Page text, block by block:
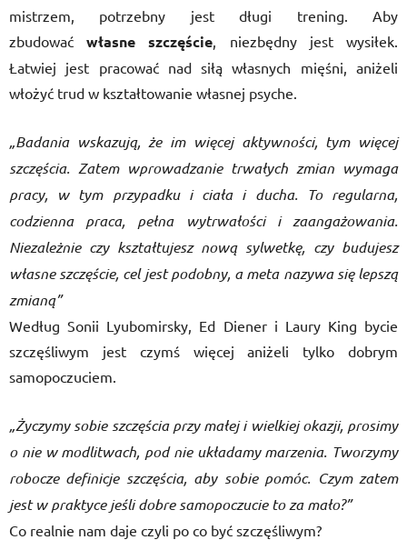
mistrzem, potrzebny jest długi trening. Aby
zbudowaćwłasne szczęście, niezbędny jest wysiłek.
Łatwiej jest pracować nad siłą własnych mięśni, aniżeli
włożyć trud w kształtowanie własnej psyche.
„Badania wskazują, że im więcej aktywności, tym więcej
szczęścia. Zatem wprowadzanie trwałych zmian wymaga
pracy, w tym przypadku i ciała i ducha. To regularna,
codzienna praca, pełna wytrwałości i zaangażowania.
Niezależnie czy kształtujesz nową sylwetkę, czy budujesz
własne szczęście, cel jest podobny, a meta nazywa się lepszą
zmianą”
Według Sonii Lyubomirsky, Ed Diener i Laury King bycie
szczęśliwym jest czymś więcej aniżeli tylko dobrym
samopoczuciem.
„Życzymy sobie szczęścia przy małej i wielkiej okazji, prosimy
o nie w modlitwach, pod nie układamy marzenia. Tworzymy
robocze definicje szczęścia, aby sobie pomóc. Czym zatem
jest w praktyce jeśli dobre samopoczucie to za mało?”
Co realnie nam daje czyli po co być szczęśliwym?